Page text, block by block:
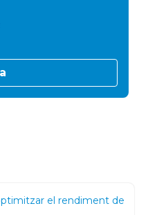
el rendiment de